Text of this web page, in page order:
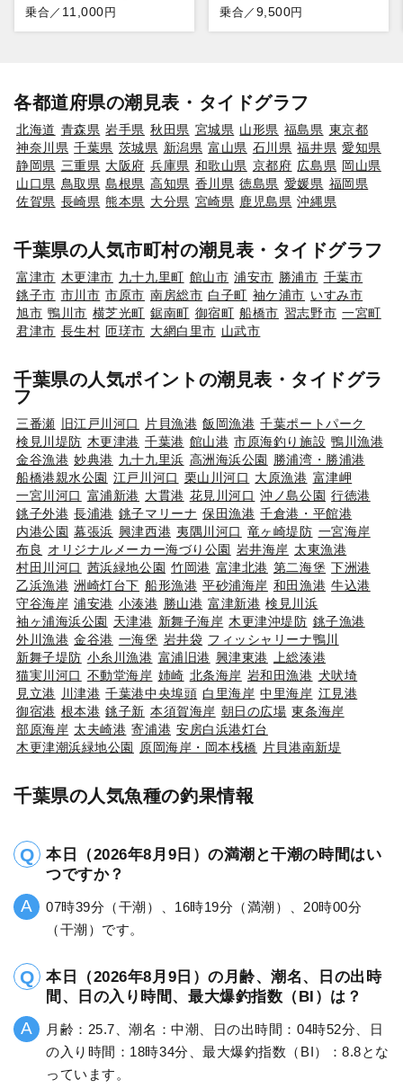
乗合／ 11,000円 乗合／ 9,500円
各都道府県の潮見表・タイドグラフ
北海道 青森県 岩手県 秋田県 宮城県 山形県 福島県 東京都
神奈川県 千葉県 茨城県 新潟県 富山県 石川県 福井県 愛知県
静岡県 三重県 大阪府 兵庫県 和歌山県 京都府 広島県 岡山県
山口県 鳥取県 島根県 高知県 香川県 徳島県 愛媛県 福岡県
佐賀県 長崎県 熊本県 大分県 宮崎県 鹿児島県 沖縄県
千葉県の人気市町村の潮見表・タイドグラフ
富津市 木更津市 九十九里町 館山市 浦安市 勝浦市 千葉市
銚子市 市川市 市原市 南房総市 白子町 袖ケ浦市 いすみ市
旭市 鴨川市 横芝光町 鋸南町 御宿町 船橋市 習志野市 一宮町
君津市 長生村 匝瑳市 大網白里市 山武市
千葉県の人気ポイントの潮見表・タイドグラ
フ
三番瀬 旧江戸川河口 片貝漁港 飯岡漁港 千葉ポートパーク
検見川堤防 木更津港 千葉港 館山港 市原海釣り施設 鴨川漁港
金谷漁港 妙典港 九十九里浜 高洲海浜公園 勝浦湾・勝浦港
船橋港親水公園 江戸川河口 栗山川河口 大原漁港 富津岬
一宮川河口 富浦新港 大貫港 花見川河口 沖ノ島公園 行徳港
銚子外港 長浦港 銚子マリーナ 保田漁港 千倉港・平館港
内港公園 幕張浜 興津西港 夷隅川河口 竜ヶ崎堤防 一宮海岸
布良 オリジナルメーカー海づり公園 岩井海岸 太東漁港
村田川河口 茜浜緑地公園 竹岡港 富津北港 第二海堡 下洲港
乙浜漁港 洲崎灯台下 船形漁港 平砂浦海岸 和田漁港 牛込港
守谷海岸 浦安港 小湊港 勝山港 富津新港 検見川浜
袖ヶ浦海浜公園 天津港 新舞子海岸 木更津沖堤防 銚子漁港
外川漁港 金谷港 一海堡 岩井袋 フィッシャリーナ鴨川
新舞子堤防 小糸川漁港 富浦旧港 興津東港
上総湊港
猫実川河口 不動堂海岸 姉崎 北条海岸 岩和田漁港 犬吠埼
見立港
川津港 千葉港中央埠頭 白里海岸 中里海岸 江見港
御宿港 根本港 銚子新 本須賀海岸 朝日の広場 東条海岸
部原海岸 太夫崎港 寄浦港 安房白浜港灯台
木更津潮浜緑地公園
原岡海岸・岡本桟橋 片貝港南新堤
千葉県の人気魚種の釣果情報
本日（2026年8月9日）の満潮と干潮の時間はい
つですか？
07時39分（干潮）、16時19分（満潮）、20時00分
（干潮）です。
本日（2026年8月9日）の月齢、潮名、日の出時
間、日の入り時間、最大爆釣指数（BI）は？
月齢：25.7、潮名：中潮、日の出時間：04時52分、日
の入り時間：18時34分、最大爆釣指数（BI）：8.8とな
っています。